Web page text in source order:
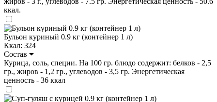
ккал.
Бульон куриный 0.9 кг (контейнер 1 л)
Ккал: 324
Состав
Курица, соль, специи. На 100 гр. блюдо содержит: белков - 2,5
гр., жиров - 1,2 гр., углеводов - 3,5 гр. Энергетическая
ценность - 36 ккал